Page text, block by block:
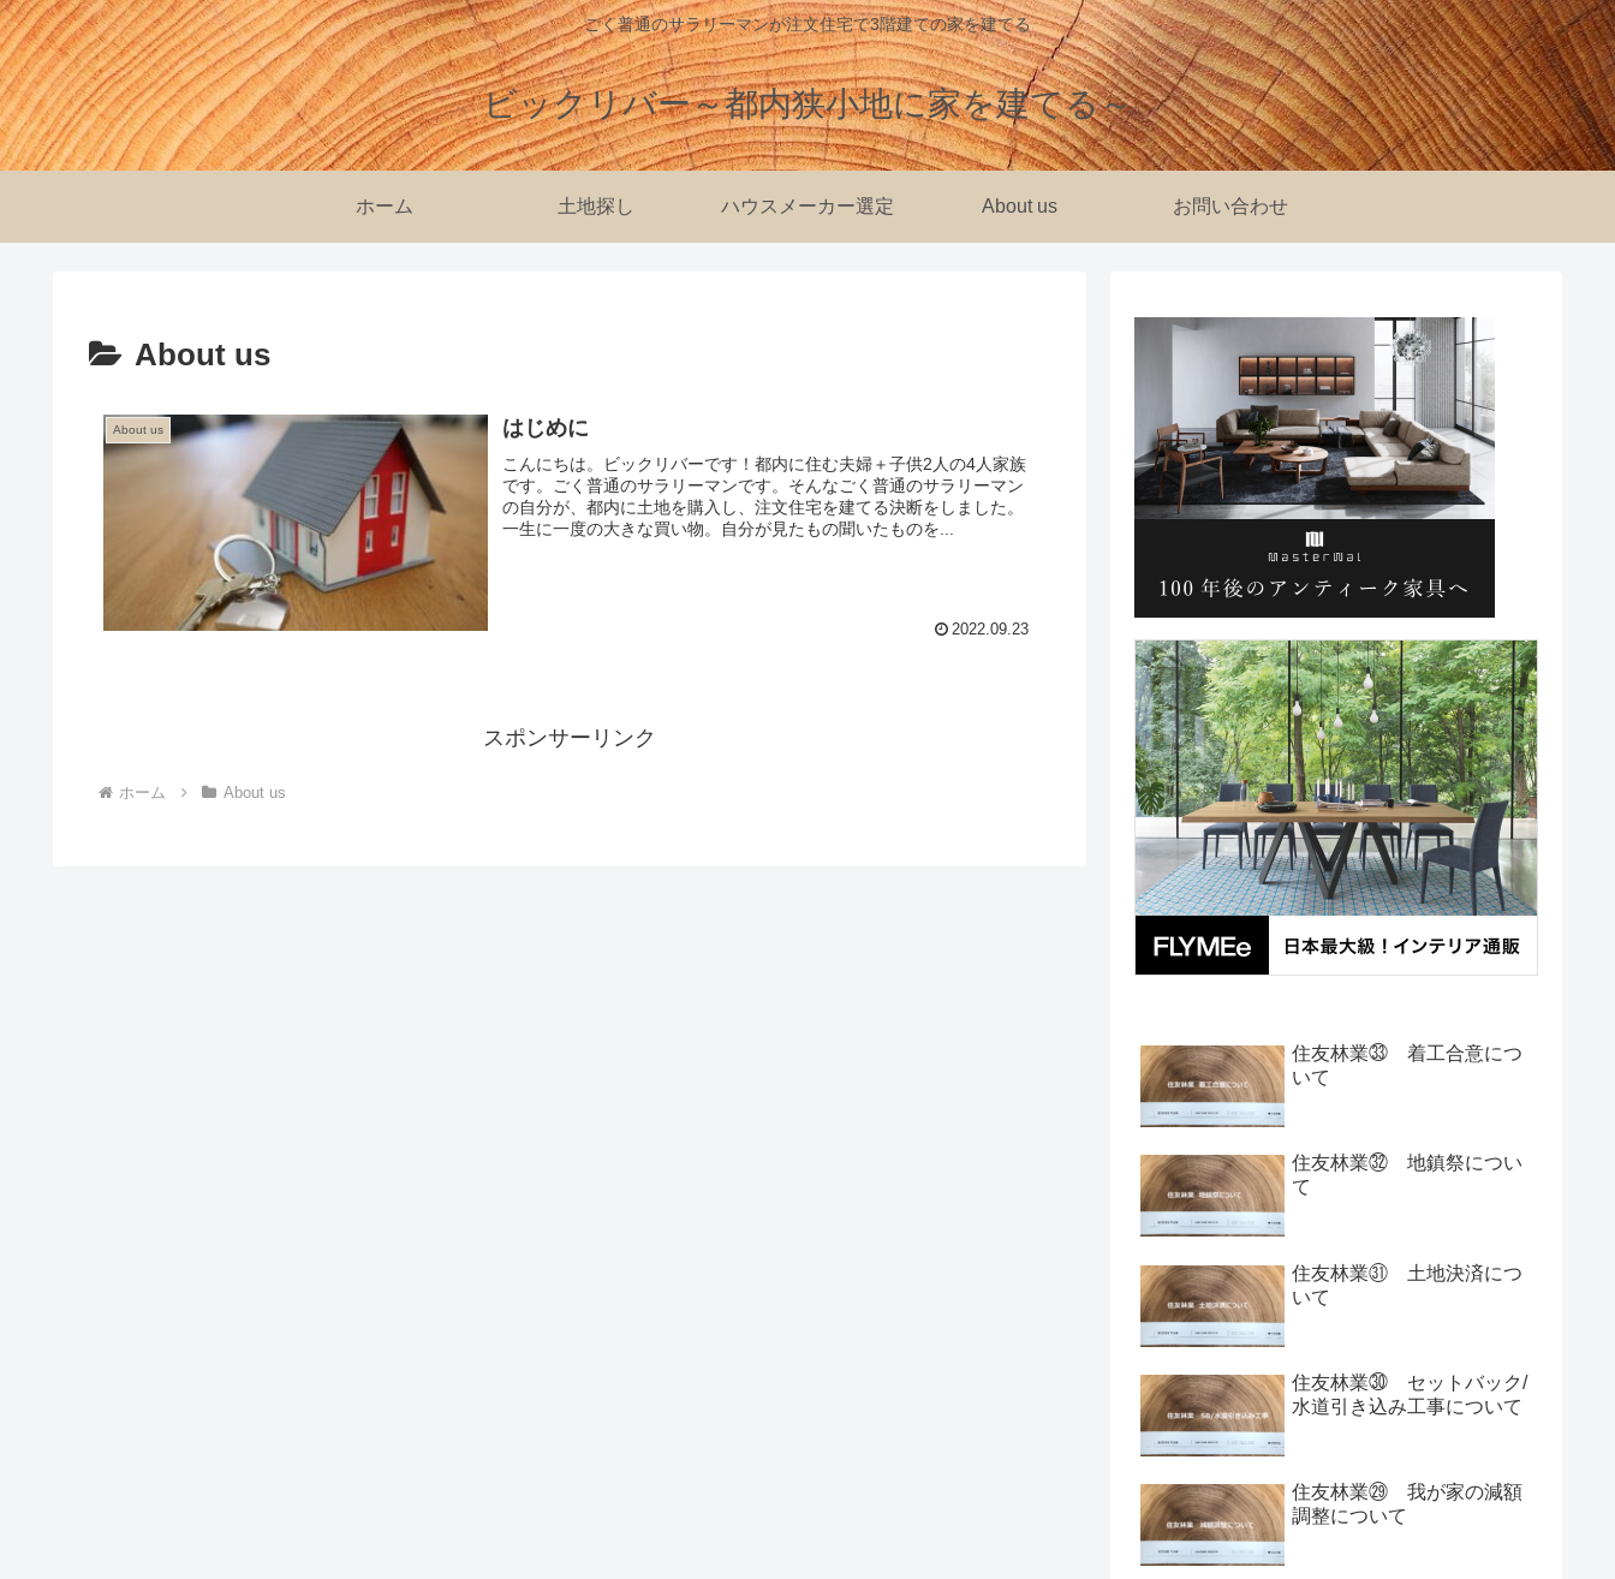
ごく普通のサラリーマンが注文住宅で3階建ての家を建てる
ビックリバー～都内狭小地に家を建てる～
ホーム 土地探し ハウスメーカー選定 About us お問い合わせ
About us
About us はじめに
こんにちは。ビックリバーです！都内に住む夫婦＋子供2人の4人家族
です。ごく普通のサラリーマンです。そんなごく普通のサラリーマン
の自分が、都内に土地を購入し、注文住宅を建てる決断をしました。
一生に一度の大きな買い物。自分が見たもの聞いたものを...
2022.09.23
スポンサーリンク
ホーム About us
住友林業㉝ 着工合意につ
いて
住友林業㉜ 地鎮祭につい
て
住友林業㉛ 土地決済につ
いて
住友林業㉚ セットバック/
水道引き込み工事について
住友林業㉙ 我が家の減額
調整について